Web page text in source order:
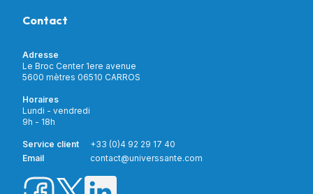
Puériculture
Incontinence
Soins & Diagnostic
Aide à la mobilité
Matériel de location
Nouveautés
Promotions
Prix barrés
Notre catalogue
Mon compte
Livraison et paiement
Contact
Adresse
Le Broc Center 1ere avenue
5600 mètres 06510 CARROS
Horaires
Lundi - vendredi
9h - 18h
Service client
+33 (0)4 92 29 17 40
Email
contact@universsante.com